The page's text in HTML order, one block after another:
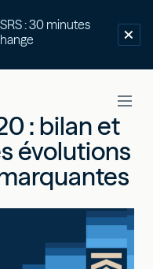
: bilan et
évolutions